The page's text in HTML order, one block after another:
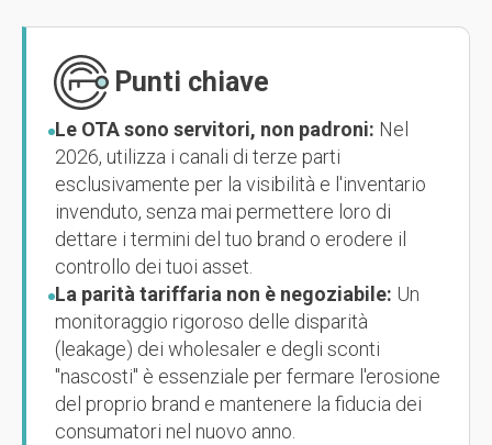
Punti chiave
Le OTA sono servitori, non padroni: Nel
2026, utilizza i canali di terze parti
esclusivamente per la visibilità e l'inventario
invenduto, senza mai permettere loro di
dettare i termini del tuo brand o erodere il
controllo dei tuoi asset.
La parità tariffaria non è negoziabile: Un
monitoraggio rigoroso delle disparità
(leakage) dei wholesaler e degli sconti
"nascosti" è essenziale per fermare l'erosione
del proprio brand e mantenere la fiducia dei
consumatori nel nuovo anno.